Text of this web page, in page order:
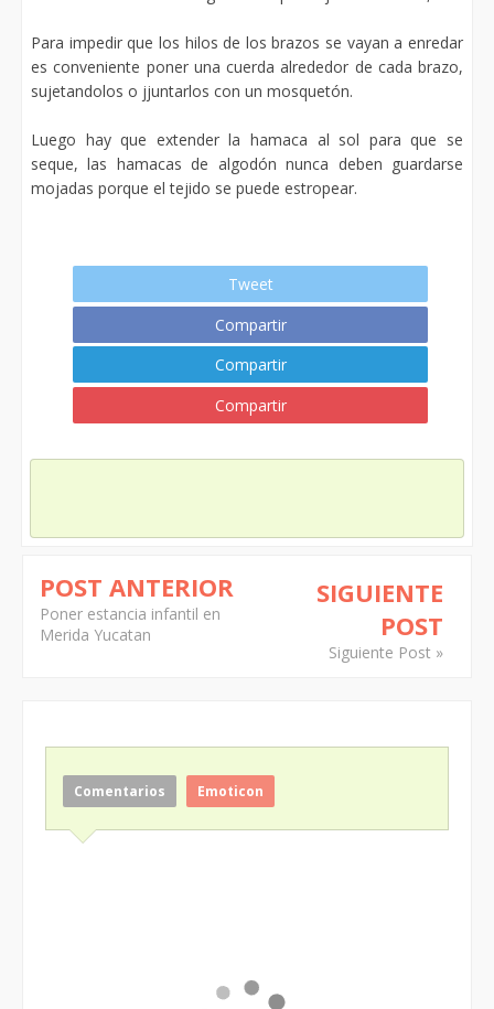
Para impedir que los hilos de los brazos se vayan a enredar
es conveniente poner una cuerda alrededor de cada brazo,
sujetandolos o jjuntarlos con un mosquetón.
Luego hay que extender la hamaca al sol para que se
seque, las hamacas de algodón nunca deben guardarse
mojadas porque el tejido se puede estropear.
Tweet
Compartir
Compartir
Compartir
POST ANTERIOR
Poner estancia infantil en
Merida Yucatan
SIGUIENTE
POST
Siguiente Post »
Comentarios Emoticon